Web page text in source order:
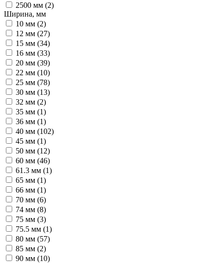
2500 мм (2)
Ширина, мм
10 мм (2)
12 мм (27)
15 мм (34)
16 мм (33)
20 мм (39)
22 мм (10)
25 мм (78)
30 мм (13)
32 мм (2)
35 мм (1)
36 мм (1)
40 мм (102)
45 мм (1)
50 мм (12)
60 мм (46)
61.3 мм (1)
65 мм (1)
66 мм (1)
70 мм (6)
74 мм (8)
75 мм (3)
75.5 мм (1)
80 мм (57)
85 мм (2)
90 мм (10)